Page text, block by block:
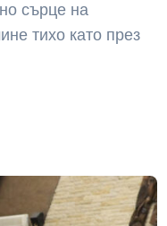
сърце на
тихо като през